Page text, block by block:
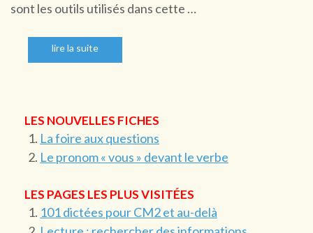
sont les outils utilisés dans cette …
lire la suite
LES NOUVELLES FICHES
La foire aux questions
Le pronom « vous » devant le verbe
LES PAGES LES PLUS VISITÉES
101 dictées pour CM2 et au-delà